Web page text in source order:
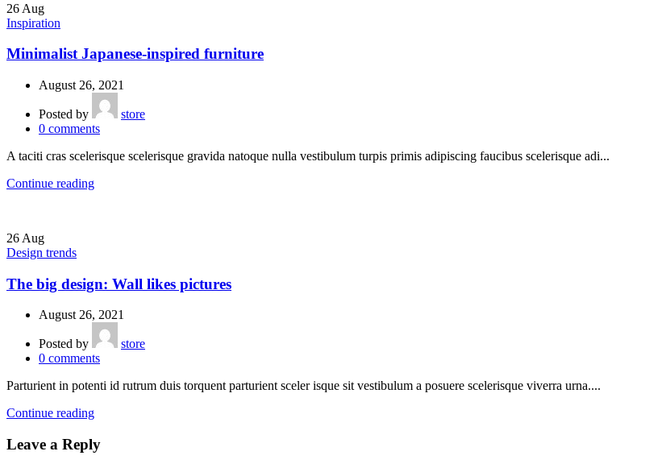
26 Aug
Inspiration
Minimalist Japanese-inspired furniture
August 26, 2021
Posted by
store
0 comments
A taciti cras scelerisque scelerisque gravida natoque nulla vestibulum turpis primis adipiscing faucibus scelerisque adi...
Continue reading
26 Aug
Design trends
The big design: Wall likes pictures
August 26, 2021
Posted by
store
0 comments
Parturient in potenti id rutrum duis torquent parturient sceler isque sit vestibulum a posuere scelerisque viverra urna....
Continue reading
Leave a Reply